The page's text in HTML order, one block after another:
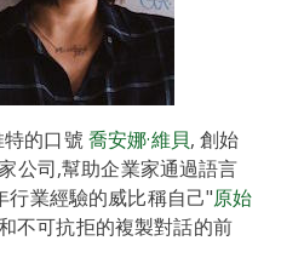
的口號喬安娜·維貝, 創始
公司,幫助企業家通過語言
行業經驗的威比稱自己"原始
不可抗拒的複製對話的前